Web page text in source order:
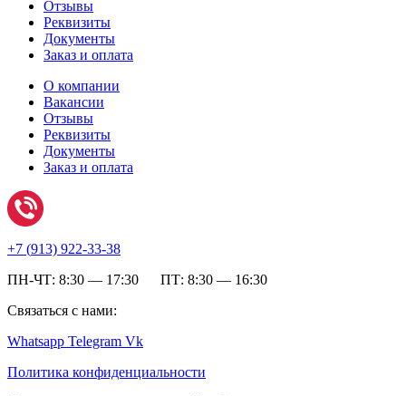
Отзывы
Реквизиты
Документы
Заказ и оплата
О компании
Вакансии
Отзывы
Реквизиты
Документы
Заказ и оплата
+7 (913) 922-33-38
ПН-ЧТ: 8:30 — 17:30 ПТ: 8:30 — 16:30
Связаться с нами:
Whatsapp Telegram Vk
Политика конфиденциальности